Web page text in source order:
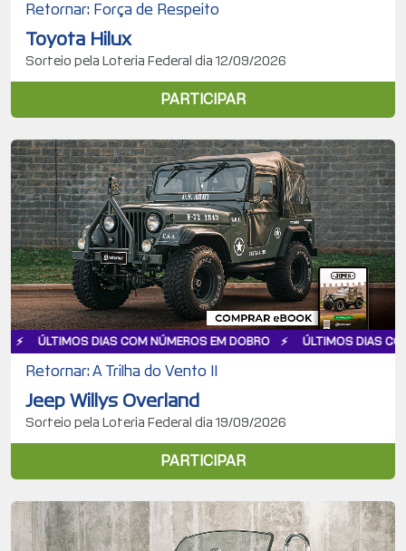
Retornar: Força de Respeito
Toyota Hilux
Sorteio pela Loteria Federal dia 12/09/2026
PARTICIPAR
DIAS COM NÚMEROS EM DOBRO ÚLTIMOS DIAS COM NÚMEROS
Retornar: A Trilha do Vento II
Jeep Willys Overland
Sorteio pela Loteria Federal dia 19/09/2026
PARTICIPAR